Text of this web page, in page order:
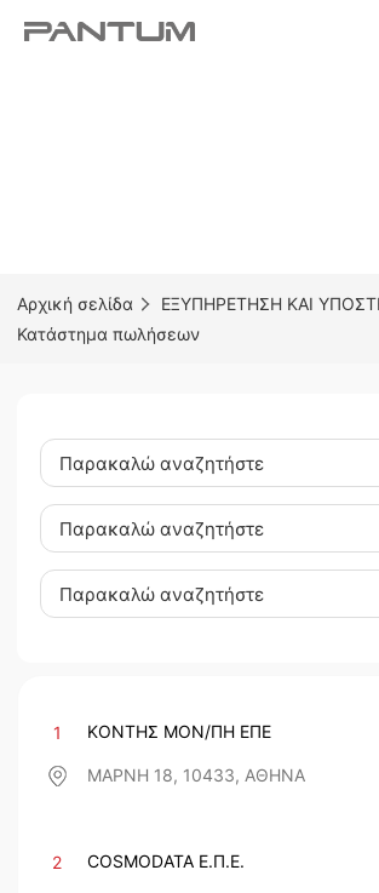
Αρχική σελίδα
ΕΞΥΠΗΡΕΤΗΣΗ ΚΑΙ
Κατάστημα πωλήσεων
Παρακαλώ αναζητήστε
Παρακαλώ αναζητήστε
Παρακαλώ αναζητήστε
1 ΚΟΝΤΗΣ ΜΟΝ/ΠΗ ΕΠΕ
ΜΑΡΝΗ 18, 10433, ΑΘΗΝΑ
2 COSMODATA Ε.Π.Ε.